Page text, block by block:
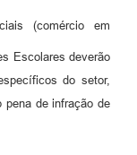
(comércio em
Escolares deverão
do setor,
pena de infração de